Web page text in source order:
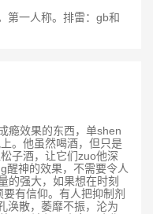
第一人称。排雷：gb和
瘾效果的东西，单shen
。他虽然喝酒，但只是
子酒，让它们zuo他深
醒神的效果，不需要令人
的强大，如果想在时刻
有信仰。有人把抑制剂
涣散，萎靡不振，沦为